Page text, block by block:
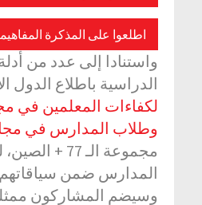
اطلعوا على المذكرة
واستنادا إلى عدد من
الدراسية باطلاع الدول
لكفاءات المعلمين في
وطلاب المدارس في
مجموعة
المدارس ضمن سياقاتهم
وسيضم المشاركون